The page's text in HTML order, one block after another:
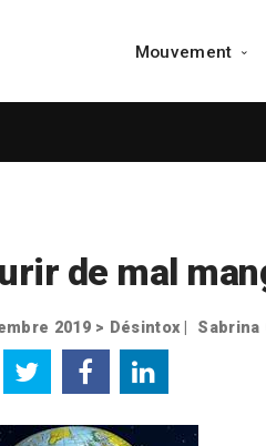
Mouvement
de mal
2019 > Désintox Sabrina